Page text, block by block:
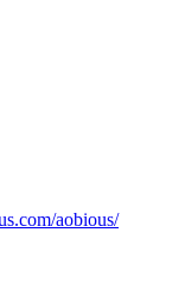
aobious/